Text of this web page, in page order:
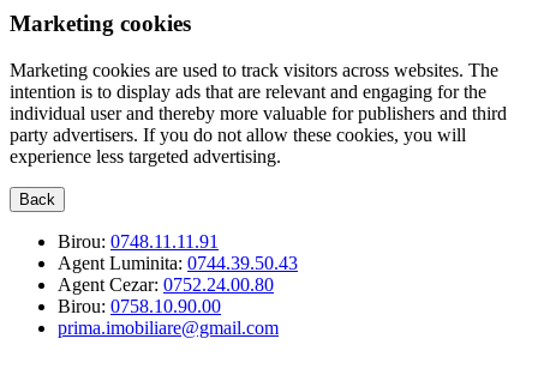
Marketing cookies
Marketing cookies are used to track visitors across websites. The
intention is to display ads that are relevant and engaging for the
individual user and thereby more valuable for publishers and third
party advertisers. If you do not allow these cookies, you will
experience less targeted advertising.
Back
Birou: 0748.11.11.91
Agent Luminita: 0744.39.50.43
Agent Cezar: 0752.24.00.80
Birou: 0758.10.90.00
prima.imobiliare@gmail.com